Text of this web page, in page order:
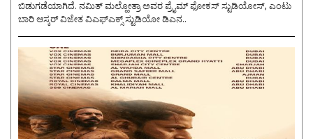
ಬಿಡುಗಡೆಯಾಗಿದೆ. ನಮಿತ್ ಮಲ್ಹೋತ್ರಾ ಅವರ ಪ್ರೈಮ್ ಫೋಕಸ್ ಸ್ಟುಡಿಯೋಸ್, ಎಂಟು
ಬಾರಿ ಆಸ್ಕರ್ ವಿಜೇತ ವಿಎಫ್ಎಕ್ಸ್ ಸ್ಟುಡಿಯೋ ಡಿಎನ..